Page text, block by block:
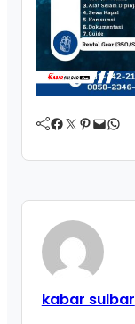
Facebook Twitter Pinterest Mail WhatsApp
kabar sulbar